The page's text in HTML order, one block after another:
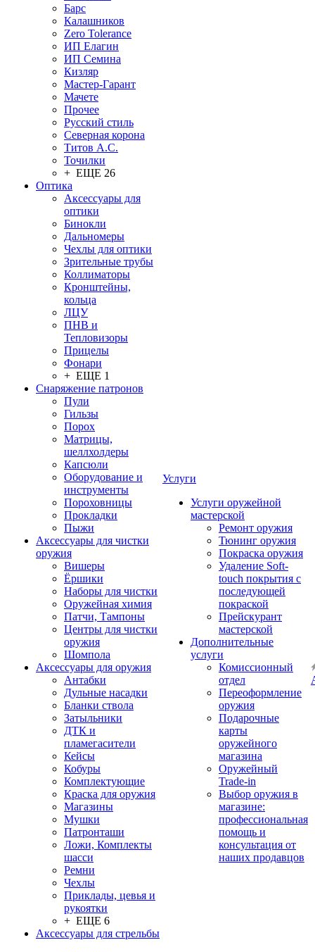
Барс
Калашников
Zero Tolerance
ИП Елагин
ИП Семина
Кизляр
Мастер-Гарант
Мачете
Прочее
Русский стиль
Северная корона
Титов А.С.
Точилки
+ ЕЩЕ 26
Оптика
Аксессуары для
оптики
Бинокли
Дальномеры
Чехлы для оптики
Зрительные трубы
Коллиматоры
Кронштейны,
кольца
ЛЦУ
ПНВ и
Тепловизоры
Прицелы
Фонари
+ ЕЩЕ 1
Снаряжение патронов
Пули
Гильзы
Порох
Матрицы,
шеллхолдеры
Капсюли
Оборудование и
инструменты
Пороховницы
Прокладки
Пыжи
Аксессуары для чистки
оружия
Вишеры
Ёршики
Наборы для чистки
Оружейная химия
Патчи, Тампоны
Центры для чистки
оружия
Шомпола
Аксессуары для оружия
Антабки
Дульные насадки
Бланки ствола
Затыльники
ДТК и
пламегасители
Кейсы
Кобуры
Комплектующие
Краска для оружия
Магазины
Мушки
Патронташи
Ложи, Комплекты
шасси
Ремни
Чехлы
Приклады, цевья и
рукоятки
+ ЕЩЕ 6
Аксессуары для стрельбы
Услуги
Услуги оружейной
мастерской
Ремонт оружия
Тюнинг оружия
Покраска оружия
Удаление Soft-
touch покрытия с
последующей
покраской
Прейскурант
мастерской
Дополнительные
услуги
Комиссионный
отдел
Переоформление
оружия
Подарочные
карты
оружейного
магазина
Оружейный
Trade-in
Выбор оружия в
магазине:
профессиональная
помощь и
консультация от
наших продавцов